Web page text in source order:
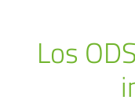
Los